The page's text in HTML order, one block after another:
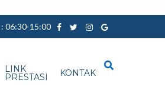
: 06:30-15:00
LINK
PRESTASI KONTAK